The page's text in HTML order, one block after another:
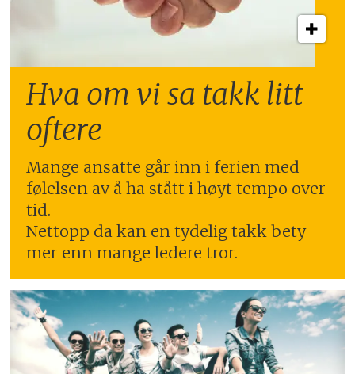
INNLEGG:
Hva om vi sa takk litt
oftere
Mange ansatte går inn i ferien med
følelsen av å ha stått i høyt tempo over
tid.
Nettopp da kan en tydelig takk bety
mer enn mange ledere tror.